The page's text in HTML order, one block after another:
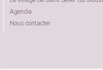
Agenda
Nous contacter